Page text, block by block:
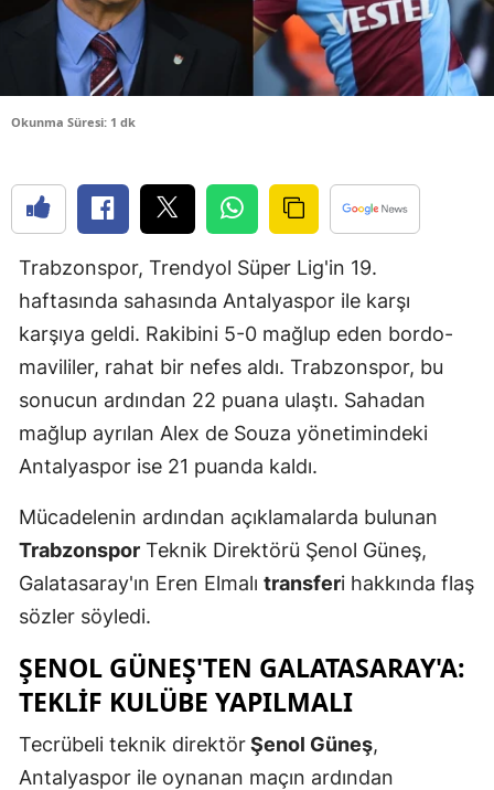
Çorum
Denizli
Elazığ
Erzurum
Eskişehir
Gaziantep
Giresun
Hakkari
Hatay
Mersin
Okunma Süresi: 1 dk
Trabzonspor, Trendyol Süper Lig'in 19.
haftasında sahasında Antalyaspor ile karşı
karşıya geldi. Rakibini 5-0 mağlup eden bordo-
mavililer, rahat bir nefes aldı. Trabzonspor, bu
sonucun ardından 22 puana ulaştı. Sahadan
mağlup ayrılan Alex de Souza yönetimindeki
Antalyaspor ise 21 puanda kaldı.
Mücadelenin ardından açıklamalarda bulunan
Trabzonspor Teknik Direktörü Şenol Güneş,
Galatasaray'ın Eren Elmalı transferi hakkında flaş
sözler söyledi.
ŞENOL GÜNEŞ'TEN GALATASARAY'A:
TEKLİF KULÜBE YAPILMALI
Tecrübeli teknik direktörŞenol Güneş,
Antalyaspor ile oynanan maçın ardından